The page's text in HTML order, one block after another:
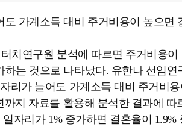
도 가계소득 대비 주거비용이 높으면
치연구원 분석에 따르면 주거비용
하는 것으로 나타났다. 유한나 선임
리가 늘어도 가계소득 대비 주거비
까지 자료를 활용해 분석한 결과에
일자리가 1% 증가하면 결혼율이 1.9%